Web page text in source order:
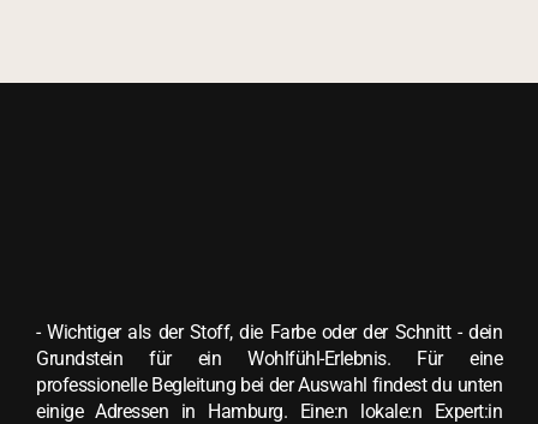
- Wichtiger als der Stoff, die Farbe oder der Schnitt - dein
Grundstein für ein Wohlfühl-Erlebnis. Für eine
professionelle Begleitung bei der Auswahl findest du unten
einige Adressen in Hamburg. Eine:n lokale:n Expert:in